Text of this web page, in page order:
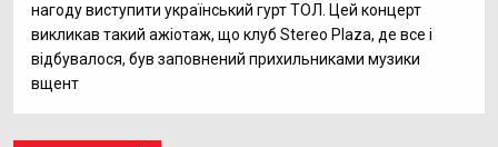
нагоду виступити український гурт ТОЛ. Цей концерт
викликав такий ажіотаж, що клуб Stereo Plazа, де все і
відбувалося, був заповнений прихильниками музики
вщент